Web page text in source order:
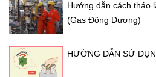
Hướng dẫn cách tháo
(Gas Đông Dương)
HƯỚNG DẪN SỬ